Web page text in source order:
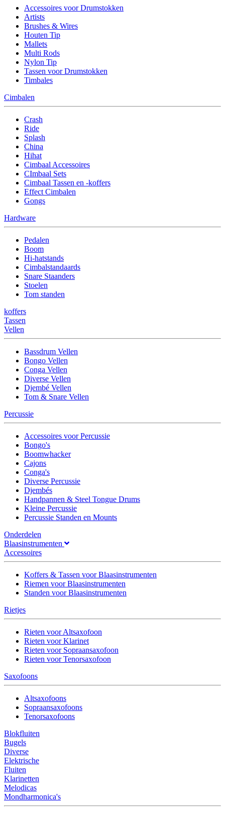
Accessoires voor Drumstokken
Artists
Brushes & Wires
Houten Tip
Mallets
Multi Rods
Nylon Tip
Tassen voor Drumstokken
Timbales
Cimbalen
Crash
Ride
Splash
China
Hihat
Cimbaal Accessoires
CImbaal Sets
Cimbaal Tassen en -koffers
Effect Cimbalen
Gongs
Hardware
Pedalen
Boom
Hi-hatstands
Cimbalstandaards
Snare Staanders
Stoelen
Tom standen
koffers
Tassen
Vellen
Bassdrum Vellen
Bongo Vellen
Conga Vellen
Diverse Vellen
Djembé Vellen
Tom & Snare Vellen
Percussie
Accessoires voor Percussie
Bongo's
Boomwhacker
Cajons
Conga's
Diverse Percussie
Djembés
Handpannen & Steel Tongue Drums
Kleine Percussie
Percussie Standen en Mounts
Onderdelen
Blaasinstrumenten
Accessoires
Koffers & Tassen voor Blaasinstrumenten
Riemen voor Blaasinstrumenten
Standen voor Blaasinstrumenten
Rietjes
Rieten voor Altsaxofoon
Rieten voor Klarinet
Rieten voor Sopraansaxofoon
Rieten voor Tenorsaxofoon
Saxofoons
Altsaxofoons
Sopraansaxofoons
Tenorsaxofoons
Blokfluiten
Bugels
Diverse
Elektrische
Fluiten
Klarinetten
Melodicas
Mondharmonica's